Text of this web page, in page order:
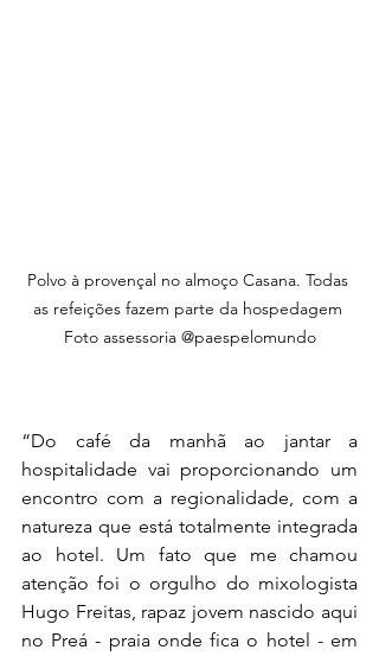
Polvo à provençal no almoço Casana. Todas
as refeições fazem parte da hospedagem
Foto assessoria @paespelomundo
“Do café da manhã ao jantar a
hospitalidade vai proporcionando um
encontro com a regionalidade, com a
natureza que está totalmente integrada
ao hotel. Um fato que me chamou
atenção foi o orgulho do mixologista
Hugo Freitas, rapaz jovem nascido aqui
no Preá - praia onde fica o hotel - em